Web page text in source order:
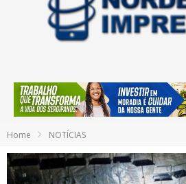
Home NOTÍCIAS